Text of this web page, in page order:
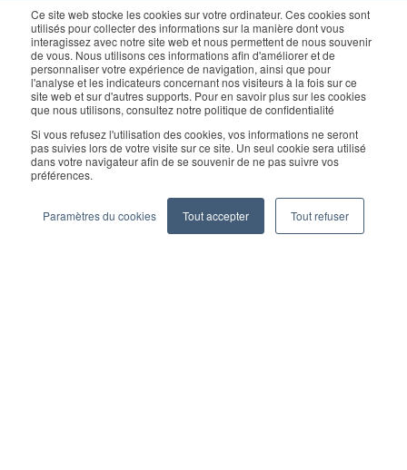
Ce site web stocke les cookies sur votre ordinateur. Ces cookies sont
utilisés pour collecter des informations sur la manière dont vous
interagissez avec notre site web et nous permettent de nous souvenir
de vous. Nous utilisons ces informations afin d'améliorer et de
personnaliser votre expérience de navigation, ainsi que pour
l'analyse et les indicateurs concernant nos visiteurs à la fois sur ce
site web et sur d'autres supports. Pour en savoir plus sur les cookies
que nous utilisons, consultez notre politique de confidentialité
Si vous refusez l'utilisation des cookies, vos informations ne seront
pas suivies lors de votre visite sur ce site. Un seul cookie sera utilisé
dans votre navigateur afin de se souvenir de ne pas suivre vos
préférences.
Paramètres du cookies Tout accepter Tout refuser
Request a Demo
For enquiry, contact sales:sales@geekplus.com. for
promotions, contact PR:pr@geekplus.com
Copyright © 2026 Geekplus Technology Co., Ltd. All rights
reserved.